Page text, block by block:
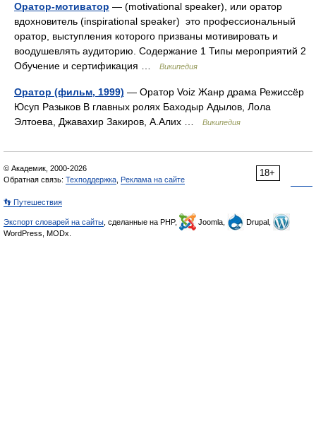
Оратор-мотиватор — (motivational speaker), или оратор
вдохновитель (inspirational speaker) это профессиональный
оратор, выступления которого призваны мотивировать и
воодушевлять аудиторию. Содержание 1 Типы мероприятий 2
Обучение и сертификация …
Википедия
Оратор (фильм, 1999) — Оратор Voiz Жанр драма Режиссёр
Юсуп Разыков В главных ролях Баходыр Адылов, Лола
Элтоева, Джавахир Закиров, А.Алих …
Википедия
18+
© Академик, 2000-2026
Обратная связь: Техподдержка Реклама на сайте
👣 Путешествия
Экспорт словарей на сайты , сделанные на PHP, Joomla,
Drupal,
WordPress, MODx.